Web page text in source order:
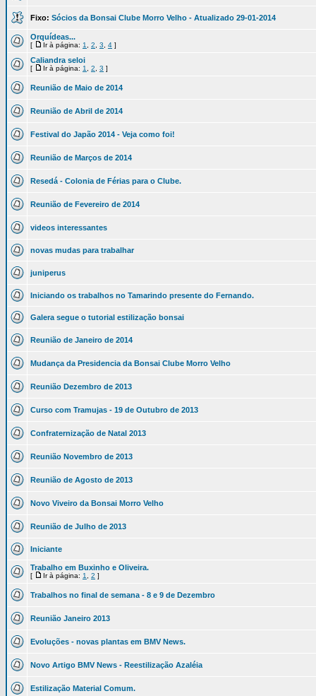
Fixo: Sócios da Bonsai Clube Morro Velho - Atualizado 29-01-2014
Orquídeas...
[ Ir à página: 1 2 3 4 ]
Caliandra seloi
[ Ir à página: 1 2 3 ]
Reunião de Maio de 2014
Reunião de Abril de 2014
Festival do Japão 2014 - Veja como foi!
Reunião de Marços de 2014
Resedá - Colonia de Férias para o Clube.
Reunião de Fevereiro de 2014
videos interessantes
novas mudas para trabalhar
juniperus
Iniciando os trabalhos no Tamarindo presente do Fernando.
Galera segue o tutorial estilização bonsai
Reunião de Janeiro de 2014
Mudança da Presidencia da Bonsai Clube Morro Velho
Reunião Dezembro de 2013
Curso com Tramujas - 19 de Outubro de 2013
Confraternização de Natal 2013
Reunião Novembro de 2013
Reunião de Agosto de 2013
Novo Viveiro da Bonsai Morro Velho
Reunião de Julho de 2013
Iniciante
Trabalho em Buxinho e Oliveira.
[ Ir à página: 1 2 ]
Trabalhos no final de semana - 8 e 9 de Dezembro
Reunião Janeiro 2013
Evoluções - novas plantas em BMV News.
Novo Artigo BMV News - Reestilização Azaléia
Estilização Material Comum.